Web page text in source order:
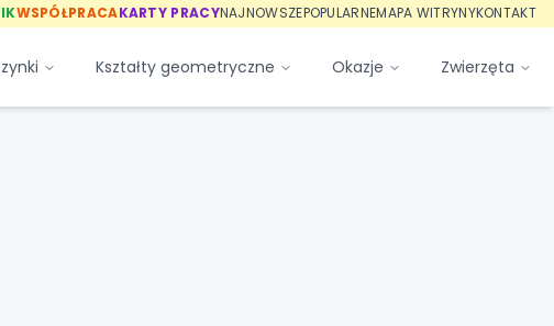
WSPÓŁPRACAKARTY PRACYNAJNOWSZEPOPULARNEMAPA WITRYNYKONTAKT
Kształty geometryczne Okazje Zwierzęta